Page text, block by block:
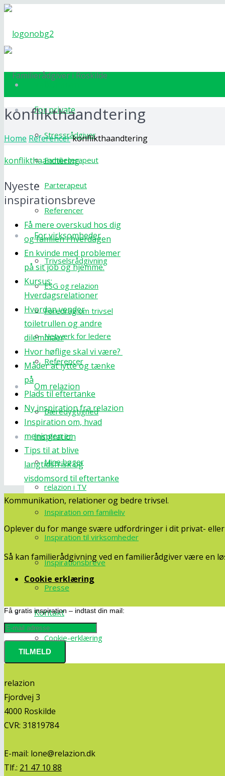
For private
Stressrådgiver
Familieterapeut
Parterapeut
Referencer
For virksomheder
Trivselsrådgivning
ESG og relazion
Foredrag om trivsel
Netværk for ledere
Referencer
Om relazion
Bæredygtighed
Inspiration
Mine bøger
relazion i TV
Inspiration om familieliv
Inspiration til virksomheder
Inspirationsbreve
Presse
Kontakt
Cookie-erklæring
konflikthaandtering
Home Referencerkonflikthaandtering
konflikthaandtering
Nyeste
inspirationsbreve
Få mere overskud hos dig
og familen i hverdagen
En kvinde med problemer
på sit job og hjemme.
Kursus:
Hverdagsrelationer
Hvordan vender
toiletrullen og andre
dilemmaer
Hvor høflige skal vi være?
Måder at lytte og tænke
på
Plads til eftertanke
Ny inspiration fra relazion
Inspiration om, hvad
meningen er
Tips til at blive
langtidsfrisk og
visdomsord til eftertanke
Kommunikation, relationer og bedre trivsel.
Oplever du for mange svære udfordringer i dit privat-
Så kan familierådgivning ved en familierådgiver være en
Cookie erklæring
Få gratis inspiration – indtast din mail:
relazion
Fjordvej 3
4000 Roskilde
CVR: 31819784
E-mail: lone@relazion.dk
Tlf.: 21 47 10 88